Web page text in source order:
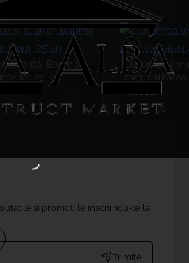
si promotiile inscriindu-te la
Trimite
faianță, Baumit
25 kg
Dușumea
mm,
77,50Lei